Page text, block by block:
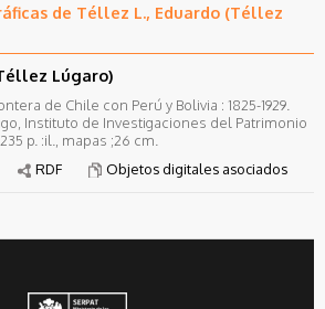
de Téllez L., Eduardo (Téllez
Lúgaro)
de Chile con Perú y Bolivia : 1825-1929.
Instituto de Investigaciones del Patrimonio
p. :il., mapas ;26 cm.
RDF Objetos digitales asociados